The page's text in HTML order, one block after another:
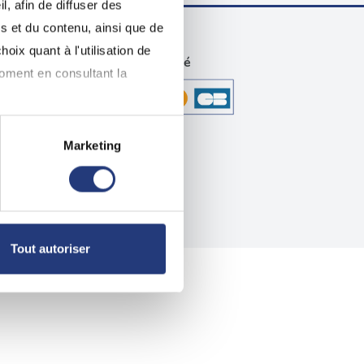
afin de diffuser des
et du contenu, ainsi que de
quant à l'utilisation de
en consultant la
mètres près
(empreintes
Marketing
Tout autoriser
Paiement sécurisé